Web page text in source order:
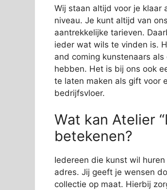
Wij staan altijd voor je klaar
niveau. Je kunt altijd van
aantrekkelijke tarieven.
ieder wat wils te vinden is.
and coming kunstenaars
hebben. Het is bij ons ook
te laten maken als gift voor
bedrijfsvloer.
Wat kan Atelier
betekenen?
Iedereen die kunst wil
adres. Jij geeft je wensen
collectie op maat. Hierbij